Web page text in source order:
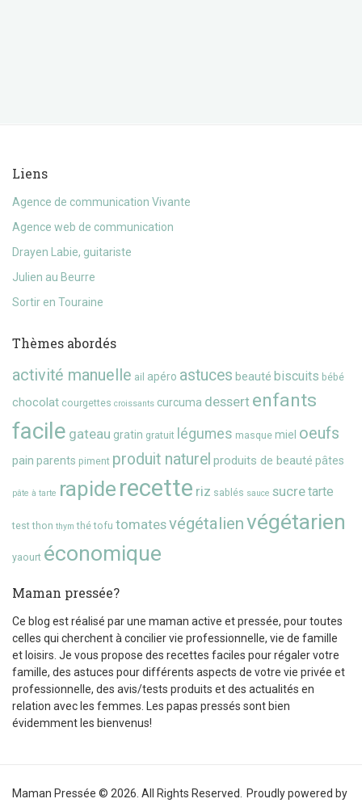
Liens
Agence de communication Vivante
Agence web de communication
Drayen Labie, guitariste
Julien au Beurre
Sortir en Touraine
Thèmes abordés
activité manuelle ail apéro astuces beauté biscuits bébé
chocolat courgettes croissants curcuma dessert enfants
facile gateau gratin gratuit légumes masque miel oeufs
pain parents piment produit naturel produits de beauté pâtes
pâte à tarte rapide recette riz sablés sauce sucretarte
test thon thym thé tofu tomatesvégétalienvégétarien
yaourt économique
Maman pressée?
Ce blog est réalisé par une maman active et pressée, pour toutes
celles qui cherchent à concilier vie professionnelle, vie de famille
et loisirs. Je vous propose des recettes faciles pour régaler votre
famille, des astuces pour différents aspects de votre vie privée et
professionnelle, des avis/tests produits et des actualités en
relation avec les femmes. Les papas pressés sont bien
évidemment les bienvenus!
Maman Pressée © 2026. All Rights Reserved. Proudly powered by